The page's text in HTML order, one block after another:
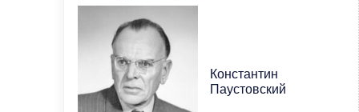
Константин
Паустовский